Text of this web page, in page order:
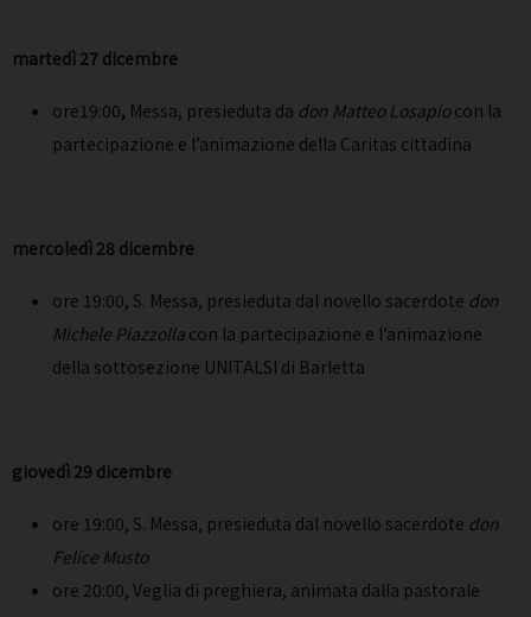
martedì 27 dicembre
ore19:00, Messa, presieduta da don Matteo Losapiocon la
partecipazione e l’animazione della Caritas cittadina
mercoledì 28 dicembre
ore 19:00, S. Messa, presieduta dal novello sacerdote don
Michele Piazzolla con la partecipazione e l’animazione
della sottosezione UNITALSI di Barletta
giovedì 29 dicembre
ore 19:00, S. Messa, presieduta dal novello sacerdote don
Felice Musto
ore 20:00, Veglia di preghiera, animata dalla pastorale